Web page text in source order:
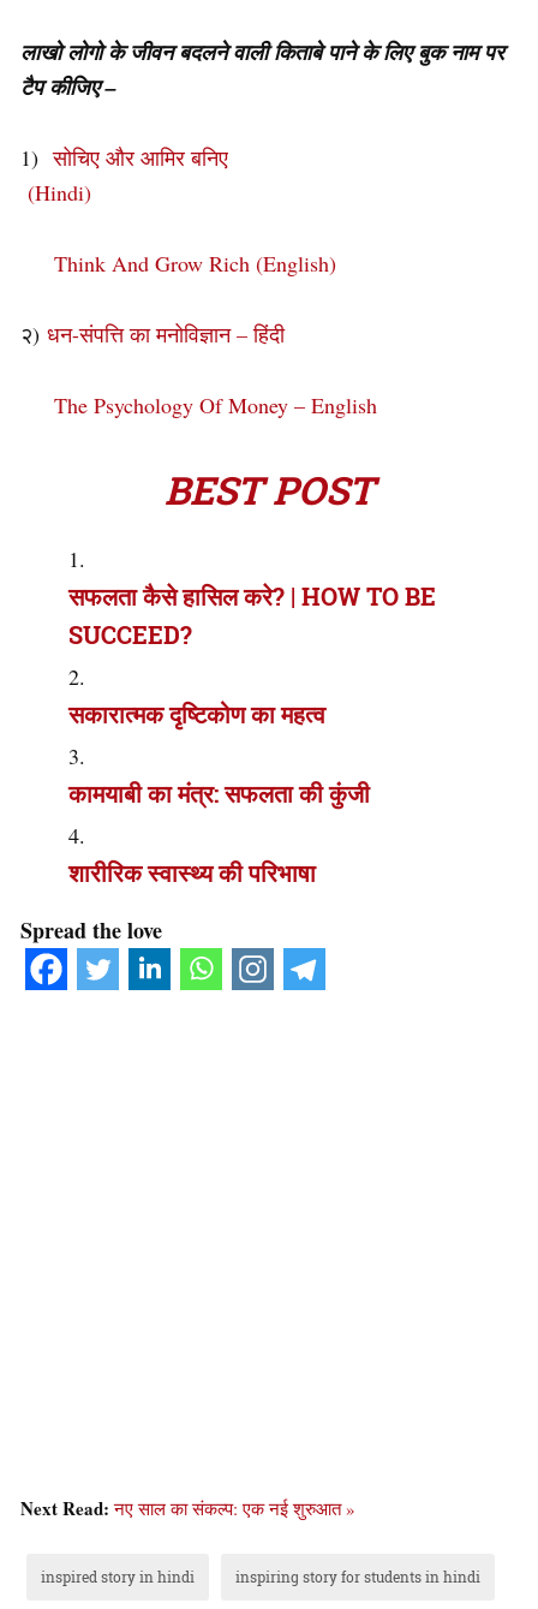
लाखो लोगो के जीवन बदलने वाली किताबे पाने के लिए बुक नाम पर
टैप कीजिए –
1)सोचिए और आमिर बनिए
(Hindi)
Think And Grow Rich (English)
२) धन-संपत्ति का मनोविज्ञान – हिंदी
The Psychology Of Money – English
BEST POST
सफलता कैसे हासिल करे? | HOW TO BE
SUCCEED?
सकारात्मक दृष्टिकोण का महत्व
कामयाबी का मंत्र: सफलता की कुंजी
शारीरिक स्वास्थ्य की परिभाषा
Spread the love
Next Read:नए साल का संकल्प: एक नई शुरुआत »
inspired story in hindi inspiring story for students in hindi